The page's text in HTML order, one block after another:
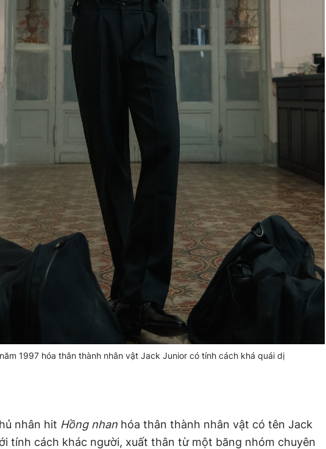
1997 hóa thân thành nhân vật Jack Junior có tính cách khá quái dị
nhân hit Hồng nhan hóa thân thành nhân vật có tên Jack
tính cách khác người, xuất thân từ một băng nhóm chuyên